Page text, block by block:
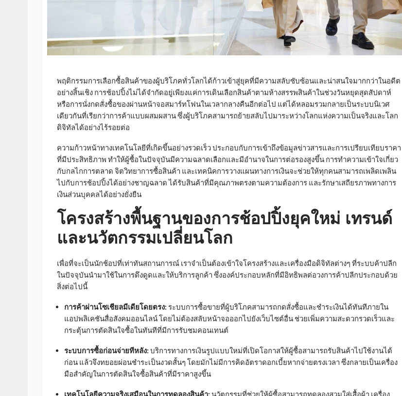
พฤติกรรมการเลือกซื้อสินค้าของผู้บริโภคทั่วโลกได้ก้าวเข้าสู่ยุคที่มีความสลับซับซ้อนและน่าสนใจมากกว่าในอดีต
อย่างสิ้นเชิง การช้อปปิ้งไม่ได้จำกัดอยู่เพียงแค่การเดินเลือกสินค้าตามห้างสรรพสินค้าในช่วงวันหยุดสุดสัปดาห์
หรือการนั่งกดสั่งซื้อของผ่านหน้าจอสมาร์ทโฟนในเวลากลางคืนอีกต่อไป แต่ได้หลอมรวมกลายเป็นระบบนิเวศ
เดียวกันที่เรียกว่าการค้าแบบผสมผสาน ซึ่งผู้บริโภคสามารถย้ายสลับไปมาระหว่างโลกแห่งความเป็นจริงและโลก
ดิจิทัลได้อย่างไร้รอยต่อ
ความก้าวหน้าทางเทคโนโลยีที่เกิดขึ้นอย่างรวดเร็ว ประกอบกับการเข้าถึงข้อมูลข่าวสารและการเปรียบเทียบราคา
ที่มีประสิทธิภาพ ทำให้ผู้ซื้อในปัจจุบันมีความฉลาดเลือกและมีอำนาจในการต่อรองสูงขึ้น การทำความเข้าใจเกี่ยว
กับกลไกการตลาด จิตวิทยาการซื้อสินค้า และเทคนิคการวางแผนทางการเงินจะช่วยให้ทุกคนสามารถเพลิดเพลิน
ไปกับการช้อปปิ้งได้อย่างชาญฉลาด ได้รับสินค้าที่มีคุณภาพตรงตามความต้องการ และรักษาเสถียรภาพทางการ
เงินส่วนบุคคลได้อย่างยั่งยืน
โครงสร้างพื้นฐานของการช้อปปิ้งยุคใหม่ เทรนด์
และนวัตกรรมเปลี่ยนโลก
เพื่อที่จะเป็นนักช้อปที่เท่าทันสถานการณ์ เราจำเป็นต้องเข้าใจโครงสร้างและเครื่องมือดิจิทัลต่างๆ ที่ระบบค้าปลีก
ในปัจจุบันนำมาใช้ในการดึงดูดและให้บริการลูกค้า ซึ่งองค์ประกอบหลักที่มีอิทธิพลต่อวงการค้าปลีกประกอบด้วย
สิ่งต่อไปนี้
การค้าผ่านโซเชียลมีเดียโดยตรง: ระบบการซื้อขายที่ผู้บริโภคสามารถกดสั่งซื้อและชำระเงินได้ทันทีภายใน
แอปพลิเคชันสื่อสังคมออนไลน์ โดยไม่ต้องสลับหน้าจอออกไปยังเว็บไซต์อื่น ช่วยเพิ่มความสะดวกรวดเร็วและ
กระตุ้นการตัดสินใจซื้อในทันทีที่มีการรับชมคอนเทนต์
ระบบการซื้อก่อนจ่ายทีหลัง: บริการทางการเงินรูปแบบใหม่ที่เปิดโอกาสให้ผู้ซื้อสามารถรับสินค้าไปใช้งานได้
ก่อน แล้วจึงทยอยผ่อนชำระเป็นงวดสั้นๆ โดยมักไม่มีการคิดอัตราดอกเบี้ยหากจ่ายตรงเวลา ซึ่งกลายเป็นเครื่อง
มือสำคัญในการตัดสินใจซื้อสินค้าที่มีราคาสูงขึ้น
เทคโนโลยีความจริงเสมือนในการทดลองสินค้า: นวัตกรรมที่ช่วยให้ผู้ซื้อสามารถทดลองสวมใส่เสื้อผ้า เครื่อง